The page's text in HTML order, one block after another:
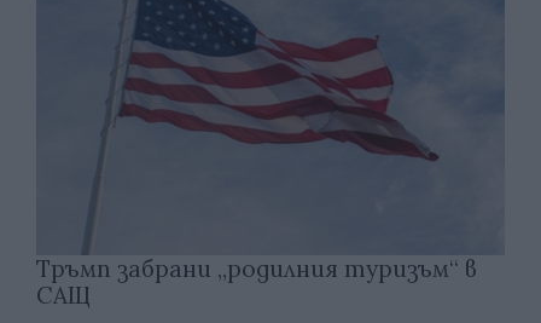
Тръмп забрани „родилния туризъм“ в
САЩ